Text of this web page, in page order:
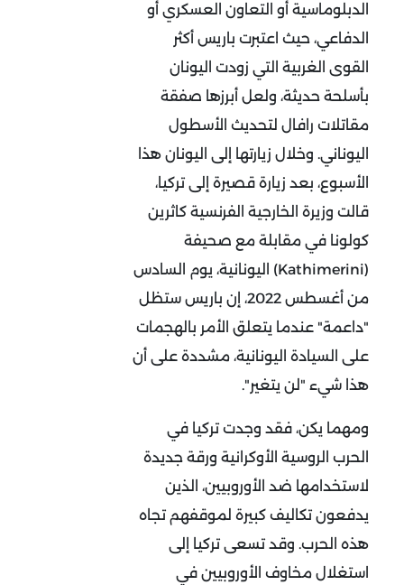
الدبلوماسية أو التعاون العسكري أو
الدفاعي، حيث اعتبرت باريس أكثر
القوى الغربية التي زودت اليونان
بأسلحة حديثة، ولعل أبرزها صفقة
مقاتلات رافال لتحديث الأسطول
اليوناني. وخلال زيارتها إلى اليونان هذا
الأسبوع، بعد زيارة قصيرة إلى تركيا،
قالت وزيرة الخارجية الفرنسية كاثرين
كولونا في مقابلة مع صحيفة
(Kathimerini) اليونانية، يوم السادس
من أغسطس 2022، إن باريس ستظل
"داعمة" عندما يتعلق الأمر بالهجمات
على السيادة اليونانية، مشددة على أن
هذا شيء "لن يتغير".
ومهما يكن، فقد وجدت تركيا في
الحرب الروسية الأوكرانية ورقة جديدة
لاستخدامها ضد الأوروبيين، الذين
يدفعون تكاليف كبيرة لموقفهم تجاه
هذه الحرب. وقد تسعى تركيا إلى
استغلال مخاوف الأوروبيين في